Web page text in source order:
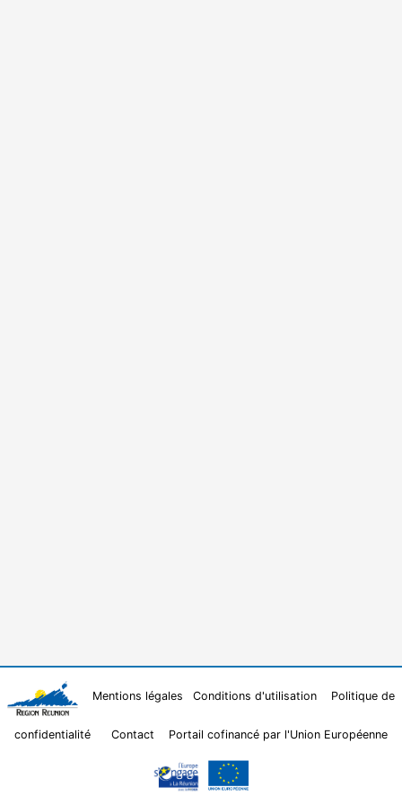
Mentions légales Conditions d'utilisation Politique de
confidentialité Contact Portail cofinancé par l'Union Européenne